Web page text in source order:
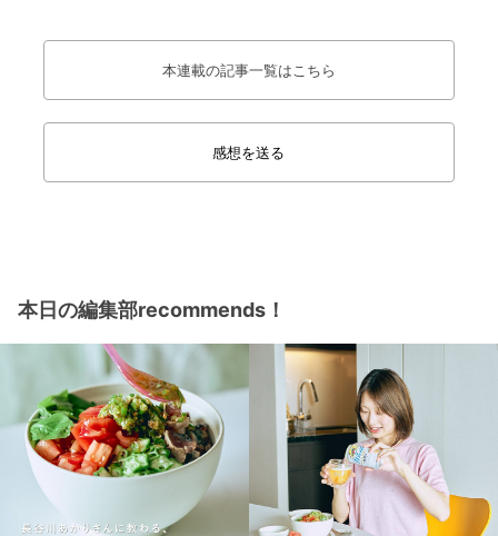
本連載の記事一覧はこちら
感想を送る
本日の編集部recommends！